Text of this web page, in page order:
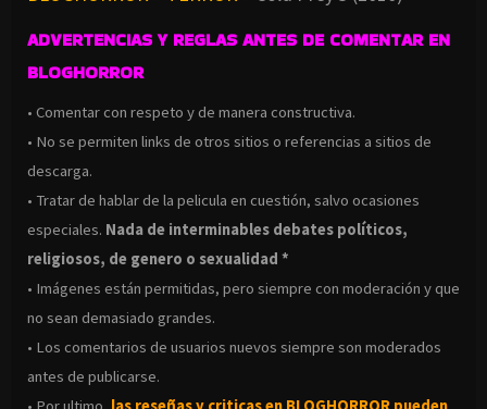
ADVERTENCIAS Y REGLAS ANTES DE COMENTAR EN
BLOGHORROR
• Comentar con respeto y de manera constructiva.
• No se permiten links de otros sitios o referencias a sitios de
descarga.
• Tratar de hablar de la pelicula en cuestión, salvo ocasiones
especiales. Nada de interminables debates políticos,
religiosos, de genero o sexualidad *
• Imágenes están permitidas, pero siempre con moderación y que
no sean demasiado grandes.
• Los comentarios de usuarios nuevos siempre son moderados
antes de publicarse.